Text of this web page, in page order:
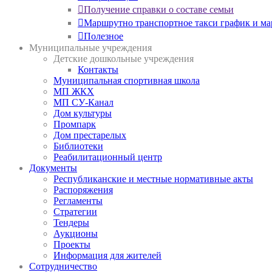
Получение справки о составе семьи
Маршрутно транспортное такси график и
Полезное
Муниципальные учреждения
Детские дошкольные учреждения
Контакты
Муниципальная спортивная школа
МП ЖКХ
МП СУ-Канал
Дом культуры
Промпарк
Дом престарелых
Библиотеки
Реабилитационный центр
Документы
Республиканские и местные нормативные акты
Распоряжения
Регламенты
Стратегии
Тендеры
Аукционы
Проекты
Информация для жителей
Сотрудничество